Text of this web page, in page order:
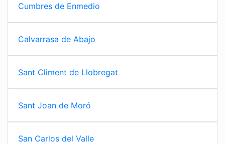
Cumbres de Enmedio
Calvarrasa de Abajo
Sant Climent de Llobregat
Sant Joan de Moró
San Carlos del Valle